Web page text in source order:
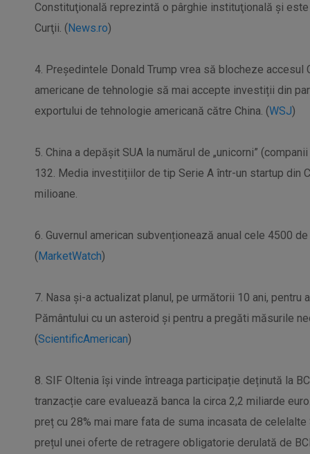
Constituţională reprezintă o pârghie instituţională şi
Curţii. (News.ro)
4. Președintele Donald Trump vrea să blocheze
americane de tehnologie să mai accepte investiții din
exportului de tehnologie americană către China. (WSJ)
5. China a depășit SUA la numărul de „unicorni”
132. Media investițiilor de tip Serie A într-un startup din
milioane.
6. Guvernul american subvenționează anual cele 4500
(MarketWatch)
7. Nasa și-a actualizat planul, pe următorii 10 ani,
Pământului cu un asteroid și pentru a pregăti măsurile
(ScientificAmerican)
8. SIF Oltenia își vinde întreaga participație deținută la
tranzacție care evaluează banca la circa 2,2 miliarde
preț cu 28% mai mare fata de suma incasata de
prețul unei oferte de retragere obligatorie derulată de